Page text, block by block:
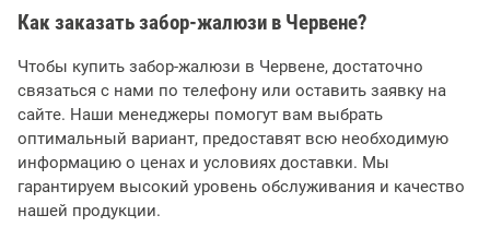
Как заказать забор-жалюзи в Червене?
Чтобы купить забор-жалюзи в Червене, достаточно
связаться с нами по телефону или оставить заявку на
сайте. Наши менеджеры помогут вам выбрать
оптимальный вариант, предоставят всю необходимую
информацию о ценах и условиях доставки. Мы
гарантируем высокий уровень обслуживания и качество
нашей продукции.